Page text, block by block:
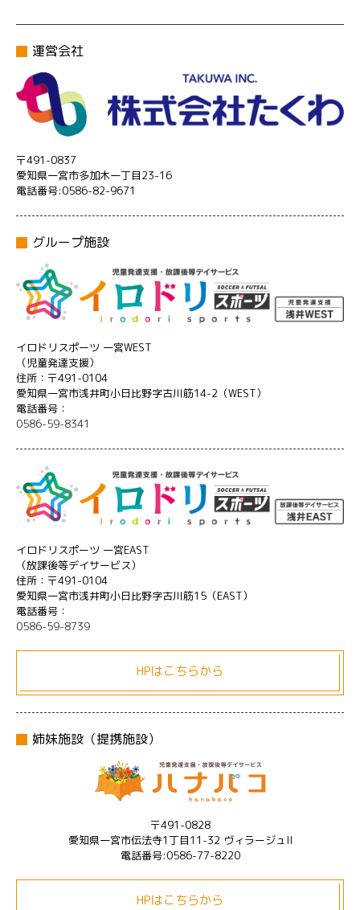
運営会社
〒491-0837
愛知県一宮市多加木一丁目23-16
電話番号:0586-82-9671
グループ施設
イロドリスポーツ 一宮WEST
（児童発達支援）
住所：〒491-0104
愛知県一宮市浅井町小日比野字古川筋14-2（WEST）
電話番号：
0586-59-8341
イロドリスポーツ 一宮EAST
（放課後等デイサービス）
住所：〒491-0104
愛知県一宮市浅井町小日比野字古川筋15（EAST）
電話番号：
0586-59-8739
HPはこちらから
姉妹施設（提携施設）
〒491-0828
愛知県一宮市伝法寺1丁目11-32 ヴィラージュII
電話番号:0586-77-8220
HPはこちらから